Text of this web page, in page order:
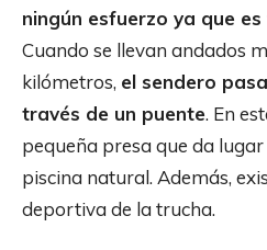
ningún esfuerzo ya que
Cuando se llevan andados
kilómetros, el sendero
través de un puente. En
pequeña presa que da lugar
piscina natural. Además,
deportiva de la trucha.